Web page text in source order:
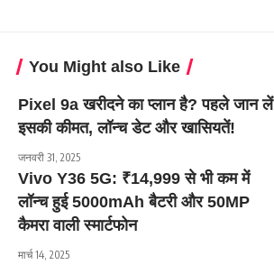
You Might also Like
Pixel 9a खरीदने का प्लान है? पहले जान लें
इसकी कीमत, लॉन्च डेट और खासियतें!
जनवरी 31, 2025
Vivo Y36 5G: ₹14,999 से भी कम में
लॉन्च हुई 5000mAh बैटरी और 50MP
कैमरा वाली स्मार्टफोन
मार्च 14, 2025